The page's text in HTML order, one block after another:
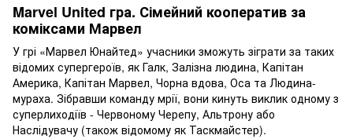
Marvel United гра. Сімейний кооператив за
коміксами Марвел
У грі «Марвел Юнайтед» учасники зможуть зіграти за таких
відомих супергероїв, як Галк, Залізна людина, Капітан
Америка, Капітан Марвел, Чорна вдова, Оса та Людина-
мураха. Зібравши команду мрії, вони кинуть виклик одному з
суперлиходіїв - Червоному Черепу, Альтрону або
Наслідувачу (також відомому як Таскмайстер).